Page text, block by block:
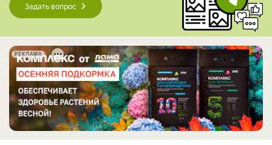
Задать вопрос
РЕКЛАМА